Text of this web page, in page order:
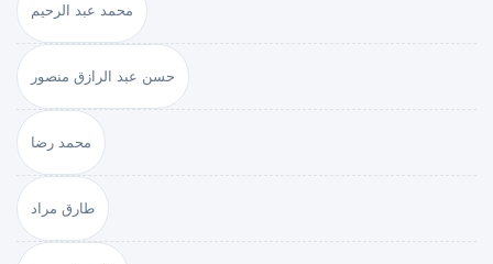
محمد عبد الرحيم
حسن عبد الرازق منصور
محمد رضا
طارق مراد